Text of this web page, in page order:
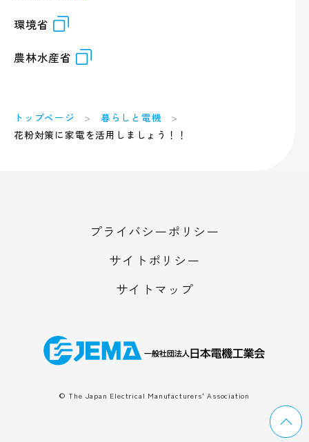
環境省
農林水産省
トップページ
暮らしと電機
花粉対策に家電を活用しましょう！！
ペ
ー
プライバシーポリシー
サイトポリシー
サイトマップ
© The Japan Electrical Manufacturers' Association